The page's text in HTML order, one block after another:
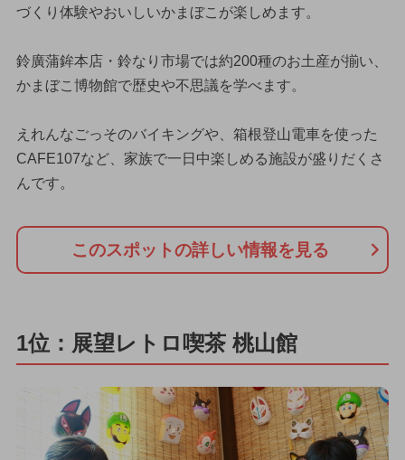
づくり体験やおいしいかまぼこが楽しめます。
鈴廣蒲鉾本店・鈴なり市場では約200種のお土産が揃い、
かまぼこ博物館で歴史や不思議を学べます。
えれんなごっそのバイキングや、箱根登山電車を使った
CAFE107など、家族で一日中楽しめる施設が盛りだくさ
んです。
このスポットの詳しい情報を見る
1位：展望レトロ喫茶 桃山館